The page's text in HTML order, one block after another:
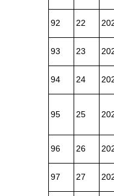
92 22
93 23
94 24
95 25
96 26
97 27